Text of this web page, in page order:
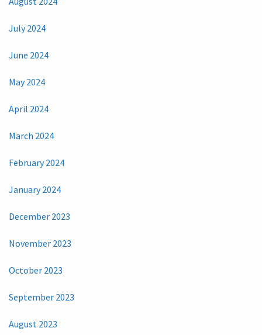
July 2024
June 2024
May 2024
April 2024
March 2024
February 2024
January 2024
December 2023
November 2023
October 2023
September 2023
August 2023